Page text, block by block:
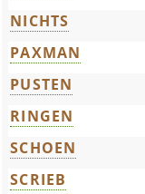
NICHTS
PAXMAN
PUSTEN
RINGEN
SCHOEN
SCRIEB